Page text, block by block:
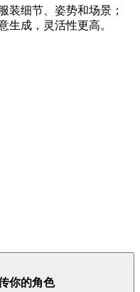
装细节、姿势和场景；
生成，灵活性更高。
你的角色